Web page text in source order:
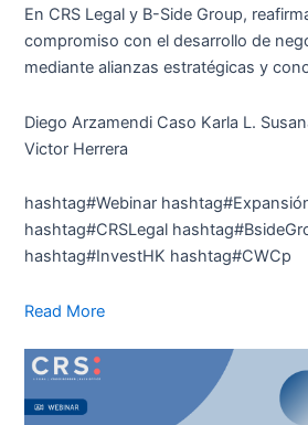
En CRS Legal y B-Side Group,
compromiso con el desarrollo de
mediante alianzas estratégicas y
Diego Arzamendi Caso Karla L.
Victor Herrera
hashtag#Webinar
hashtag#CRSLegal
hashtag#InvestHK hashtag#CWCp
Read More